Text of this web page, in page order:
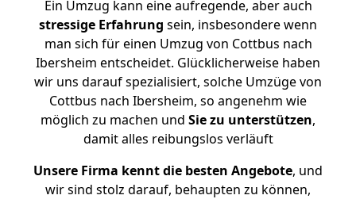
Ein Umzug kann eine aufregende, aber auch
stressige Erfahrung sein, insbesondere wenn
man sich für einen Umzug von Cottbus nach
Ibersheim entscheidet. Glücklicherweise haben
wir uns darauf spezialisiert, solche Umzüge von
Cottbus nach Ibersheim, so angenehm wie
möglich zu machen und Sie zu unterstützen,
damit alles reibungslos verläuft
Unsere Firma kennt die besten Angebote, und
wir sind stolz darauf, behaupten zu können,